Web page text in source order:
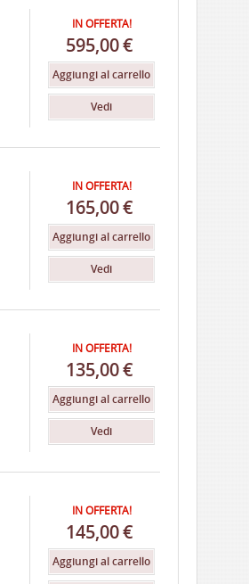
IN OFFERTA!
595,00€
Aggiungi al carrello
Vedi
IN OFFERTA!
165,00€
Aggiungi al carrello
Vedi
IN OFFERTA!
135,00€
Aggiungi al carrello
Vedi
IN OFFERTA!
145,00€
Aggiungi al carrello